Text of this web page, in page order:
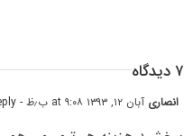
۷ دیدگاه
انصاری آبان ۱۲, ۱۳۹۳ at ۹:۰۸ ب٫ظ - Reply